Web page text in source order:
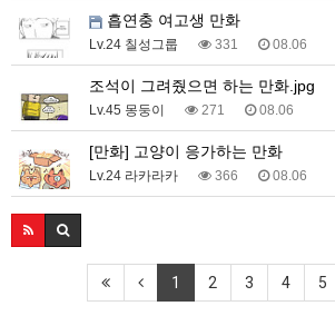
흡연충 여고생 만화
Lv.24 칠성그룹 331 08.06
조석이 그려줬으면 하는 만화.jpg
Lv.45 몽둥이 271 08.06
[만화] 고양이 응가하는 만화
Lv.24 라카라카 366 08.06
1 2 3 4 5